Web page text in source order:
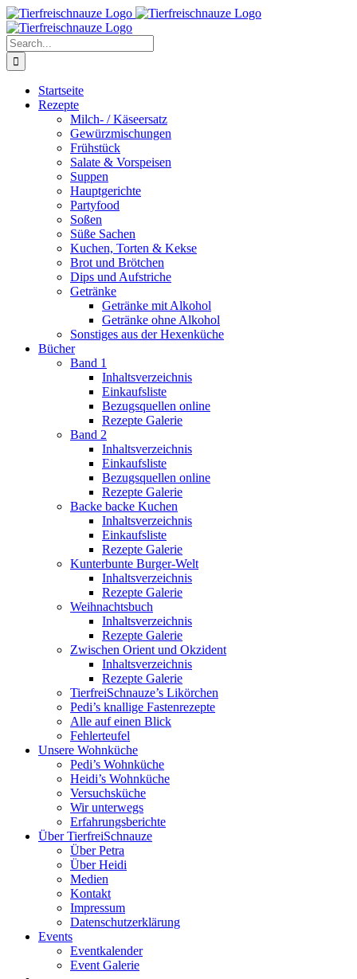
Skip
to
content
Facebook
YouTube
X
Pinterest
Instagram
Search
for:
Startseite
Rezepte
Milch- / Käseersatz
Gewürzmischungen
Frühstück
Salate & Vorspeisen
Suppen
Hauptgerichte
Partyfood
Soßen
Süße Sachen
Kuchen, Torten & Kekse
Brot und Brötchen
Dips und Aufstriche
Getränke
Getränke mit Alkohol
Getränke ohne Alkohol
Sonstiges aus der Hexenküche
Bücher
Band 1
Inhaltsverzeichnis
Einkaufsliste
Bezugsquellen online
Rezepte Galerie
Band 2
Inhaltsverzeichnis
Einkaufsliste
Bezugsquellen online
Rezepte Galerie
Backe backe Kuchen
Inhaltsverzeichnis
Einkaufsliste
Rezepte Galerie
Kunterbunte Burger-Welt
Inhaltsverzeichnis
Rezepte Galerie
Weihnachtsbuch
Inhaltsverzeichnis
Rezepte Galerie
Zwischen Orient und Okzident
Inhaltsverzeichnis
Rezepte Galerie
TierfreiSchnauze’s Likörchen
Pedi’s knallige Fastenrezepte
Alle auf einen Blick
Fehlerteufel
Unsere Wohnküche
Pedi’s Wohnküche
Heidi’s Wohnküche
Versuchsküche
Wir unterwegs
Erfahrungsberichte
Über TierfreiSchnauze
Über Petra
Über Heidi
Medien
Kontakt
Impressum
Datenschutzerklärung
Events
Eventkalender
Event Galerie